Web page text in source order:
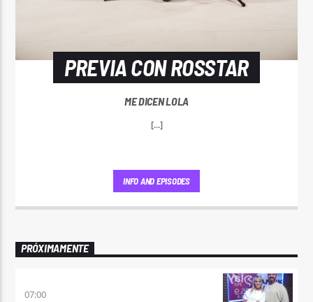
PREVIA CON ROSSTAR
ME DICEN LOLA
[...]
INFO AND EPISODES
PRÓXIMAMENTE
07:00